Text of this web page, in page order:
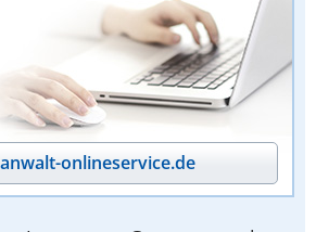
onlineservice.de